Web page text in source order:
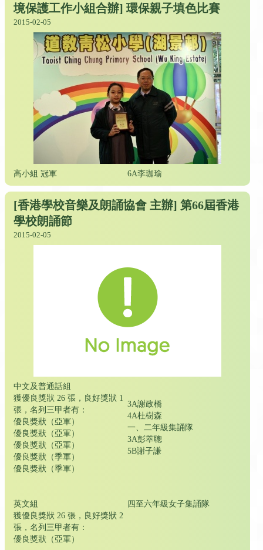
境保護工作小組合辦] 環保親子填色比賽
2015-02-05
高小組 冠軍 6A李珈瑜
[香港學校音樂及朗誦協會 主辦] 第66屆香港
學校朗誦節
2015-02-05
中文及普通話組
獲優良獎狀 26 張，良好獎狀 1
張，名列三甲者有：
優良獎狀（亞軍）
優良獎狀（亞軍）
優良獎狀（亞軍）
優良獎狀（季軍）
優良獎狀（季軍）
英文組
獲優良獎狀 26 張，良好獎狀 2
張，名列三甲者有：
優良獎狀（亞軍）
3A謝政橋
4A杜樹森
一、二年級集誦隊
3A彭萃聰
5B謝子謙
四至六年級女子集誦隊